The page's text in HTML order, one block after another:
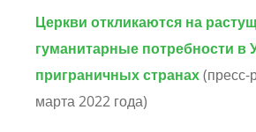
Церкви откликаются на
гуманитарные потребности в
приграничных странах(пресс-
марта 2022 года)